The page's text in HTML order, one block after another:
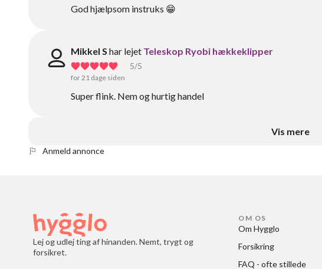
God hjælpsom instruks 😁
Mikkel S har lejet Teleskop Ryobi hækkeklipper
5/5
for 21 dage siden
Super flink. Nem og hurtig handel
Vis mere
Anmeld annonce
Lej og udlej ting af hinanden. Nemt, trygt og
forsikret.
OM OS
Om Hygglo
Forsikring
FAQ - ofte stillede